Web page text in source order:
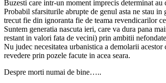
Buzesti care intr-un moment imprecis determinat
Probabil sfarsiturile abrupte de genul asta ne stau
trecut fie din ignoranta fie de teama revendicarilor
Suntem generatia nascuta ieri, care va dura pana
restant in valori fata de vecini) prin ambitii
Nu judec necesitatea urbanistica a demolarii
revedere prin pozele facute in acea seara.
Despre morti numai de bine…..